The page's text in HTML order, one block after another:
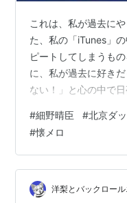
これは、私が過去に
た、私の「iTunes」
ピートしてしまうも
に、私が過去に好き
ない！」と心の中で
さんの「北京ダック
年発売&2018年再発
ディー』か一部の音
さんのライブで運が
#細野晴臣 #北京ダ
#懐メロ
洋梨とバックロー